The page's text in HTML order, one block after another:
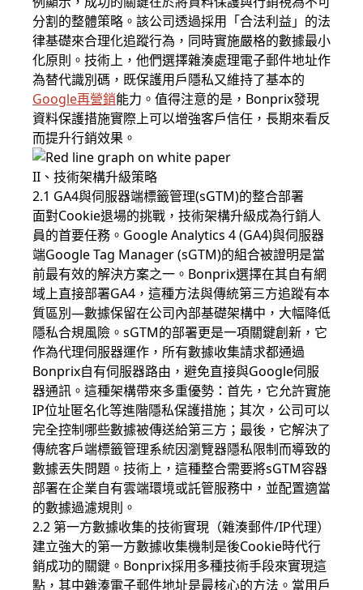
分割的整體策略。該公司透過採用「合法利益」的法
律基礎來合理化追蹤行為，同時實施嚴格的數據最小
化原則。技術上，他們選擇雜湊處理電子郵件地址作
為替代識別碼，既保護用戶隱私又維持了基本的
Google再營銷能力。值得注意的是，Bonprix發現
資料保護措施實際上可以增強客戶信任，長期來看反
而提升行銷效果。
II、技術架構升級策略
2.1 GA4與伺服器端標籤管理(sGTM)的整合部署
面對Cookie退場的挑戰，技術架構升級成為行銷人
員的首要任務。Google Analytics 4 (GA4)與伺服器
端Google Tag Manager (sGTM)的組合被證明是當
前最有效的解決方案之一。Bonprix選擇在其自有網
域上直接部署GA4，這種方法與傳統第三方追蹤有本
質區別—數據保留在公司內部基礎架構中，大幅降低
隱私合規風險。sGTM的部署更是一項關鍵創新，它
作為代理伺服器運作，所有數據收集請求都通過
Bonprix自有伺服器路由，避免直接與Google伺服
器通訊。這種架構帶來多重優勢：首先，它允許實施
IP位址匿名化等進階隱私保護措施；其次，公司可以
完全控制哪些數據被傳送給第三方；最後，它解決了
傳統客戶端標籤管理系統因瀏覽器隱私限制而導致的
數據丟失問題。技術上，這種整合需要將sGTM容器
部署在企業自有雲端環境或託管服務中，並配置適當
的數據過濾規則。
2.2 第一方數據收集的技術實現（雜湊郵件/IP代理）
建立強大的第一方數據收集機制是後Cookie時代行
銷成功的關鍵。Bonprix採用多種技術手段來實現這
點，其中雜湊電子郵件地址是最核心的方法。當用戶